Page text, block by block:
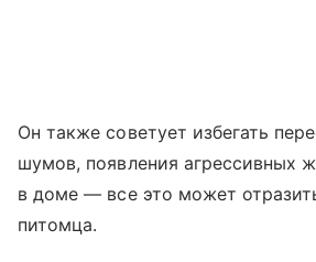
Он также советует избегать
шумов, появления агрессивных
в доме — все это может
питомца.